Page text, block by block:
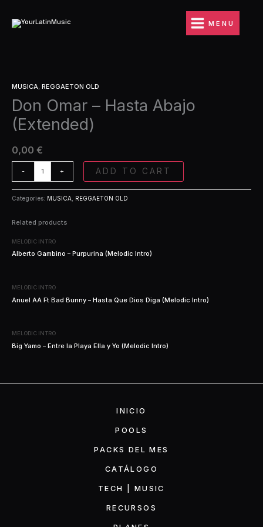
contenido
MENU
MUSICA, REGGAETON OLD
Don Omar – Hasta Abajo
(Extended)
0,00 €
-
Omar
-
Hasta
Abajo
quantity
+ ADD TO CART
Categories: MUSICA REGGAETON OLD
Related products
MELODIC INTRO
Alberto Gambino – Purpurina (Melodic Intro)
MELODIC INTRO
Anuel AA Ft Bad Bunny – Hasta Que Dios Diga (Melodic Intro)
MELODIC INTRO
Big Yamo – Entre la Playa Ella y Yo (Melodic Intro)
INICIO
POOLS
PACKS DEL MES
CATÁLOGO
TECH | MUSIC
RECURSOS
Abajo
(Extended)